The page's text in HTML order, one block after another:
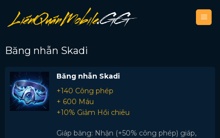
qua
nội
Băng nhẫn Skadi
Băng nhẫn Skadi
+140 Công phép
+ 600 Máu
+10% Giảm Hồi chiêu
Giáp băng: Nhận (+50% công phép) giáp,